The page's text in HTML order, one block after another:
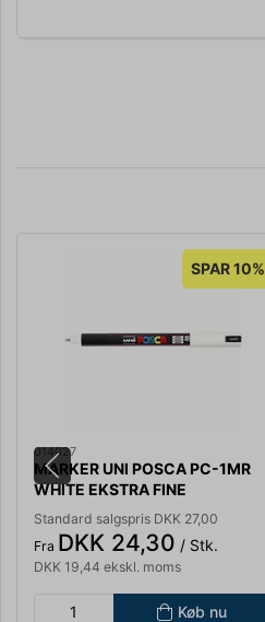
SPAR 10%
014027
MARKER UNI POSCA PC-1MR
WHITE EKSTRA FINE
Standard salgspris DKK 27,00
Fra DKK 24,30 / Stk.
DKK 19,44 ekskl. moms
Køb nu